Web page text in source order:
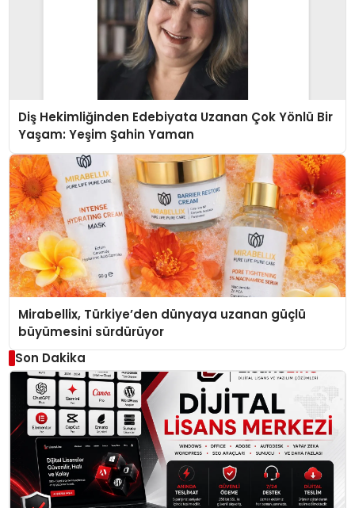
Diş Hekimliğinden Edebiyata Uzanan Çok Yönlü Bir
Yaşam: Yeşim Şahin Yaman
Mirabellix, Türkiye’den dünyaya uzanan güçlü
büyümesini sürdürüyor
Son Dakika